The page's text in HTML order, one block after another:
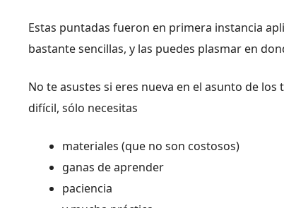
Estas puntadas fueron en primera instancia
bastante sencillas, y las puedes plasmar en
No te asustes si eres nueva en el asunto de
difícil, sólo necesitas
materiales (que no son costosos)
ganas de aprender
paciencia